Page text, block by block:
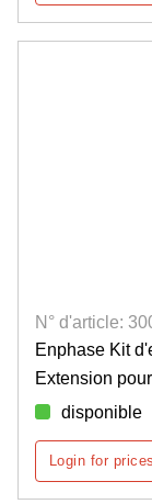
N° d'article:
Enphase Kit
Extension
disponible
Login for prices